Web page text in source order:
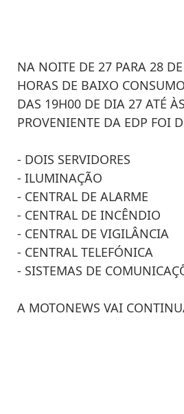
NA NOITE DE 27 PARA 28
HORAS DE BAIXO
DAS 19H00 DE DIA 27 ATÉ
PROVENIENTE DA EDP FOI
- DOIS SERVIDORES
- ILUMINAÇÃO
- CENTRAL DE ALARME
- CENTRAL DE INCÊNDIO
- CENTRAL DE VIGILÂNCIA
- CENTRAL TELEFÓNICA
- SISTEMAS DE
A MOTONEWS VAI